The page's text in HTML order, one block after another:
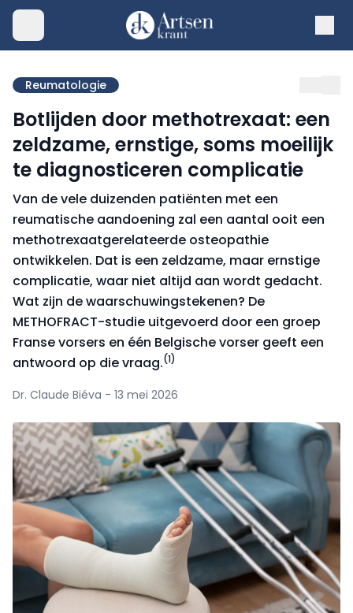
Reumatologie
Botlijden door methotrexaat: een
zeldzame, ernstige, soms moeilijk
te diagnosticeren complicatie
Van de vele duizenden patiënten met een
reumatische aandoening zal een aantal ooit een
methotrexaatgerelateerde osteopathie
ontwikkelen. Dat is een zeldzame, maar ernstige
complicatie, waar niet altijd aan wordt gedacht.
Wat zijn de waarschuwingstekenen? De
METHOFRACT-studie uitgevoerd door een groep
Franse vorsers en één Belgische vorser geeft een
antwoord op die vraag.(1)
Dr. Claude Biéva - 13 mei 2026